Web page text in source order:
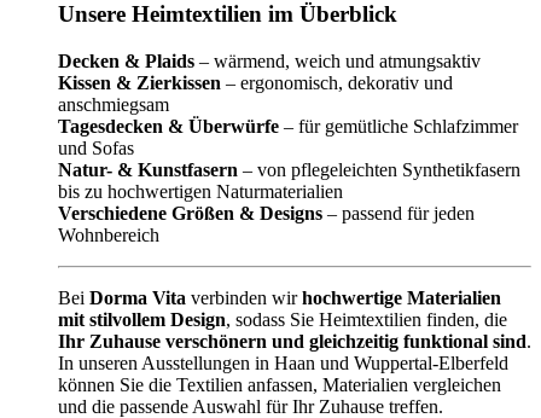
Unsere Heimtextilien im Überblick
Decken & Plaids – wärmend, weich und atmungsaktiv
Kissen & Zierkissen – ergonomisch, dekorativ und
anschmiegsam
Tagesdecken & Überwürfe – für gemütliche Schlafzimmer
und Sofas
Natur- & Kunstfasern – von pflegeleichten Synthetikfasern
bis zu hochwertigen Naturmaterialien
Verschiedene Größen & Designs – passend für jeden
Wohnbereich
Bei Dorma Vita verbinden wirhochwertige Materialien
mit stilvollem Design, sodass Sie Heimtextilien finden, die
Ihr Zuhause verschönern und gleichzeitig funktional sind.
In unseren Ausstellungen in Haan und Wuppertal-Elberfeld
können Sie die Textilien anfassen, Materialien vergleichen
und die passende Auswahl für Ihr Zuhause treffen.